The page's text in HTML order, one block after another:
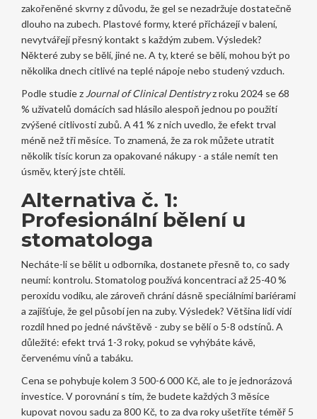
zakořeněné skvrny z důvodu, že gel se nezadržuje dostatečně
dlouho na zubech. Plastové formy, které přicházejí v balení,
nevytvářejí přesný kontakt s každým zubem. Výsledek?
Některé zuby se bělí, jiné ne. A ty, které se bělí, mohou být po
několika dnech citlivé na teplé nápoje nebo studený vzduch.
Podle studie zJournal of Clinical Dentistryz roku 2024 se 68
% uživatelů domácích sad hlásilo alespoň jednou po použití
zvýšené citlivosti zubů. A 41 % z nich uvedlo, že efekt trval
méně než tři měsíce. To znamená, že za rok můžete utratit
několik tisíc korun za opakované nákupy - a stále nemít ten
úsměv, který jste chtěli.
Alternativa č. 1:
Profesionální bělení u
stomatologa
Necháte-li se bělit u odborníka, dostanete přesně to, co sady
neumí: kontrolu. Stomatolog používá koncentraci až 25-40 %
peroxidu vodíku, ale zároveň chrání dásně speciálními bariérami
a zajišťuje, že gel působí jen na zuby. Výsledek? Většina lidí vidí
rozdíl hned po jedné návštěvě - zuby se bělí o 5-8 odstínů. A
důležité: efekt trvá 1-3 roky, pokud se vyhýbáte kávě,
červenému vínů a tabáku.
Cena se pohybuje kolem 3 500-6 000 Kč, ale to je jednorázová
investice. V porovnání s tím, že budete každých 3 měsíce
kupovat novou sadu za 800 Kč, to za dva roky ušetříte téměř 5